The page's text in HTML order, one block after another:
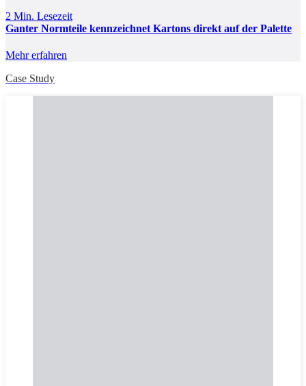
2 Min. Lesezeit
Ganter Normteile kennzeichnet Kartons direkt auf der Palette
Mehr erfahren
Case Study